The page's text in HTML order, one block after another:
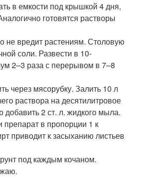
в емкости под крышкой 4 дня,
готовятся растворы
не вредит растениям. Столовую
соли. Развести в 10-
2–3 раза с перерывом в 7–8
через мясорубку. Залить 10 л
раствора на десятилитровое
2 ст. л. жидкого мыла.
препарат в пропорции 1 к
приводит к засыханию листьев
под каждым кочаном.